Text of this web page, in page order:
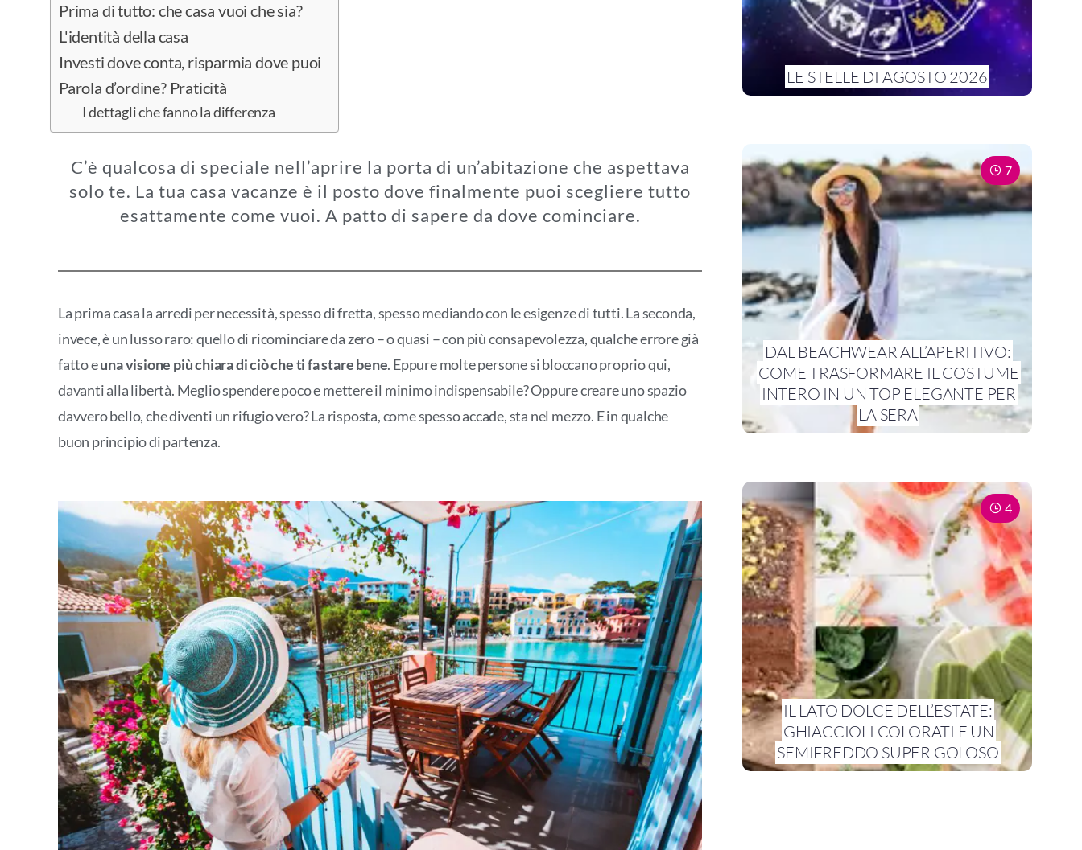
Prima di tutto: che casa vuoi che sia?
L'identità della casa
Investi dove conta, risparmia dove puoi
Parola d’ordine? Praticità
I dettagli che fanno la differenza
C’è qualcosa di speciale nell’aprire la porta di un’abitazione che aspettava
solo te. La tua casa vacanze è il posto dove finalmente puoi scegliere tutto
esattamente come vuoi. A patto di sapere da dove cominciare.
La prima casa la arredi per necessità, spesso di fretta, spesso mediando con le esigenze di tutti. La seconda,
invece, è un lusso raro: quello di ricominciare da zero – o quasi – con più consapevolezza, qualche errore già
fatto euna visione più chiara di ciò che ti fa stare bene. Eppure molte persone si bloccano proprio qui,
davanti alla libertà. Meglio spendere poco e mettere il minimo indispensabile? Oppure creare uno spazio
davvero bello, che diventi un rifugio vero? La risposta, come spesso accade, sta nel mezzo. E in qualche
buon principio di partenza.
LE STELLE DI AGOSTO 2026
DAL BEACHWEAR ALL’APERITIVO:
COME TRASFORMARE IL COSTUME
INTERO IN UN TOP ELEGANTE PER
LA SERA
7
IL LATO DOLCE DELL’ESTATE:
GHIACCIOLI COLORATI E UN
SEMIFREDDO SUPER GOLOSO
4